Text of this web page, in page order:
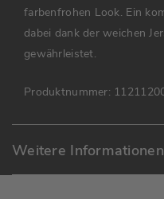
farbenfrohen Look. Ein
dabei dank der weichen
gewährleistet.
Produktnummer:
Weitere Informationen